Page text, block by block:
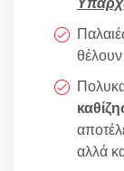
αλλά